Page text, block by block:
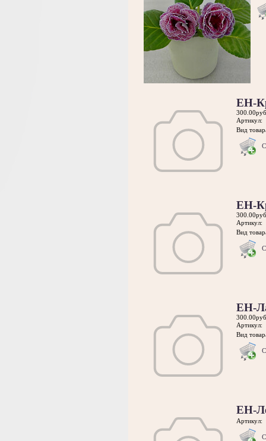
ЕН-
Артикул:
Вид
ЕН-
Артикул:
Вид
ЕН-
Артикул:
Вид
ЕН-
Артикул: